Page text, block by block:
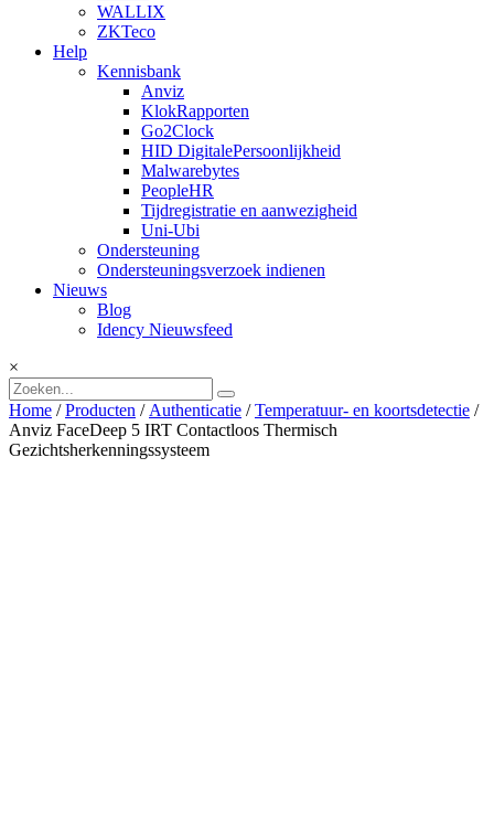
WALLIX
ZKTeco
Help
Kennisbank
Anviz
KlokRapporten
Go2Clock
HID DigitalePersoonlijkheid
Malwarebytes
PeopleHR
Tijdregistratie en aanwezigheid
Uni-Ubi
Ondersteuning
Ondersteuningsverzoek indienen
Nieuws
Blog
Idency Nieuwsfeed
×
Home /Producten /Authenticatie /Temperatuur- en koortsdetectie /
Anviz FaceDeep 5 IRT Contactloos Thermisch
Gezichtsherkenningssysteem